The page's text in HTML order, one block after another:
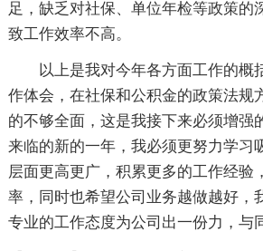
足，缺乏对社保、单位年检等政策的
致工作效率不高。
以上是我对今年各方面工作的概
作体会，在社保和公积金的政策法规
的不够全面，这是我接下来必须增强
来临的新的一年，我必须更努力学习
层面更高更广，积累更多的工作经验
率，同时也希望公司业务越做越好，
专业的工作态度为公司出一份力，与